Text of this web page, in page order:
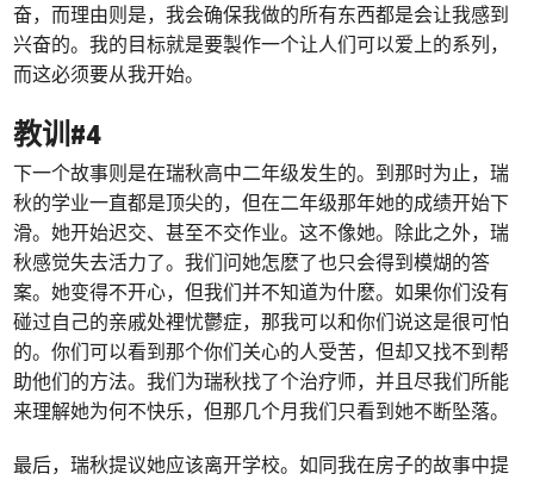
奋，而理由则是，我会确保我做的所有东西都是会让我感到
兴奋的。我的目标就是要製作一个让人们可以爱上的系列，
而这必须要从我开始。
教训#4
下一个故事则是在瑞秋高中二年级发生的。到那时为止，瑞
秋的学业一直都是顶尖的，但在二年级那年她的成绩开始下
滑。她开始迟交、甚至不交作业。这不像她。除此之外，瑞
秋感觉失去活力了。我们问她怎麽了也只会得到模煳的答
案。她变得不开心，但我们并不知道为什麽。如果你们没有
碰过自己的亲戚处裡忧鬱症，那我可以和你们说这是很可怕
的。你们可以看到那个你们关心的人受苦，但却又找不到帮
助他们的方法。我们为瑞秋找了个治疗师，并且尽我们所能
来理解她为何不快乐，但那几个月我们只看到她不断坠落。
最后，瑞秋提议她应该离开学校。如同我在房子的故事中提